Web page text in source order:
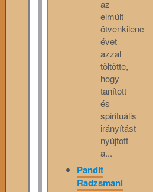
az
elmúlt
ötvenkilenc
évet
azzal
töltötte,
hogy
tanított
és
spirituális
irányítást
nyújtott
a...
Pandit
Radzsmani